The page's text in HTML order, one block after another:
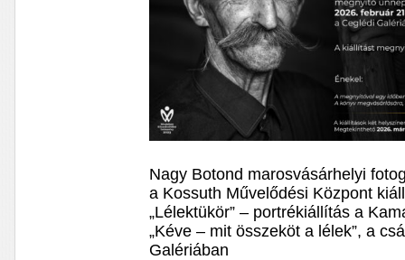
Nagy Botond marosvásárhelyi
a Kossuth Művelődési Központ
„Lélektükör” – portrékiállítás a
„Kéve – mit összeköt a lélek”, a
Galériában